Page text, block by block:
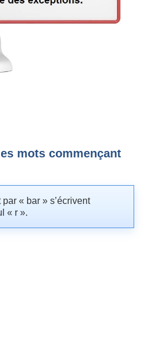
mots commençant
« bar » s’écrivent
« r ».